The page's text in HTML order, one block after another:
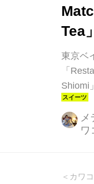
Tea
東京ベ
「
Shiomi
ーンテ
に進化
（水）
ージし
メ
ワ
＜カワ